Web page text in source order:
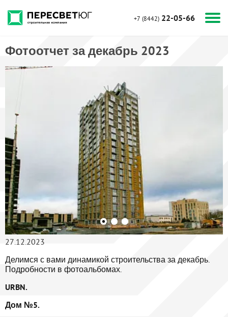
+7 (8442) 22-05-66
Фотоотчет за декабрь 2023
27.12.2023
Делимся с вами динамикой строительства за декабрь.
Подробности в фотоальбомах.
URBN.
Дом №5.